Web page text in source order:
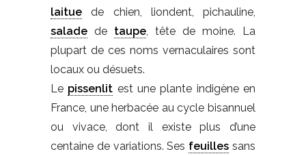
laitue de chien, liondent, pichauline,
salade de taupe , tête de moine. La
plupart de ces noms vernaculaires sont
locaux ou désuets.
Le pissenlit est une plante indigène en
France, une herbacée au cycle bisannuel
ou vivace, dont il existe plus d’une
centaine de variations. Ses feuilles sans